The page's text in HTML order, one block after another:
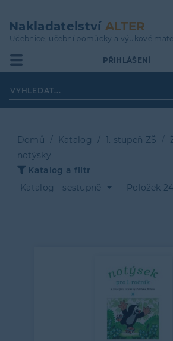
hlavnímu
obsahu
Nakladatelství ALTER
Učebnice, učební pomůcky a výukové
PŘIHLÁŠENÍ
Drobečková
navigace
Domů Katalog 1. stupeň ZŠ
notýsky
Katalog a filtr
Katalog - sestupně
Položek 24